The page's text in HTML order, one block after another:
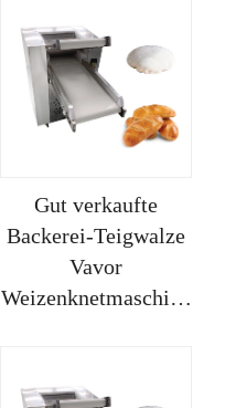
Gut verkaufte
Backerei-Teigwalze
Vavor
Weizenknetmaschine
Heimanwendung